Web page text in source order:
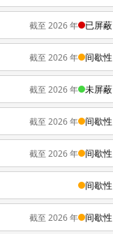
截至 2026 年 已屏蔽
截至 2026 年 间歇性
截至 2026 年 未屏蔽
截至 2026 年 间歇性
截至 2026 年 间歇性
间歇性
截至 2026 年 间歇性